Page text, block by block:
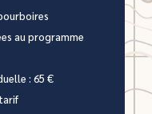
au programme
: 65 €